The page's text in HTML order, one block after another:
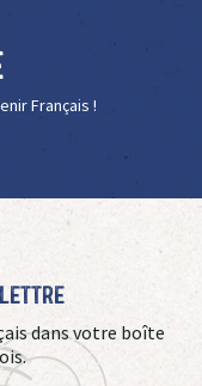
Français !
dans votre boîte